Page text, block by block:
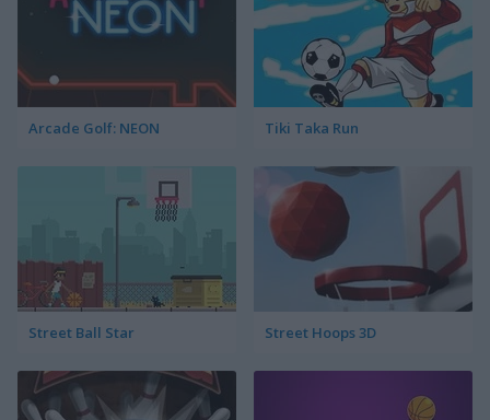
Arcade Golf: NEON Tiki Taka Run
Street Ball Star Street Hoops 3D